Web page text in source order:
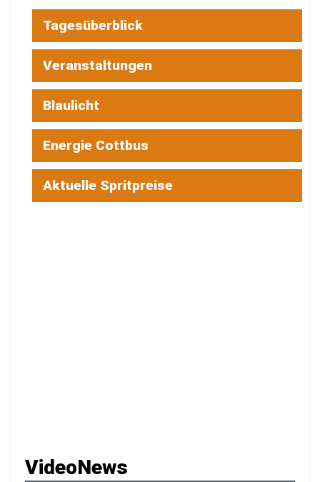
Tagesüberblick
Veranstaltungen
Blaulicht
Energie Cottbus
Aktuelle Spritpreise
VideoNews